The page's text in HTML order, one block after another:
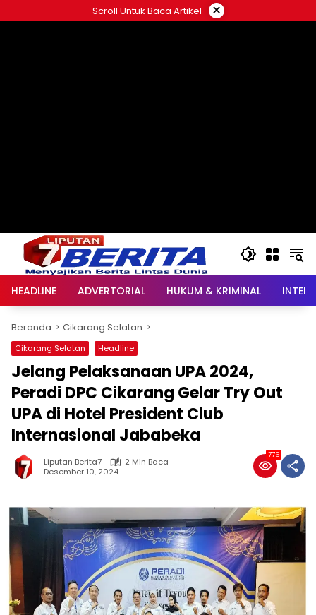
ke
Scroll Untuk Baca Artikel ×
HEADLINE ADVERTORIAL HUKUM & KRIMINAL
Beranda Cikarang Selatan
Cikarang Selatan Headline
Jelang Pelaksanaan UPA 2024,
Peradi DPC Cikarang Gelar Try Out
UPA di Hotel President Club
Internasional Jababeka
Liputan Berita7
2 Min Baca
Desember 10, 2024
776